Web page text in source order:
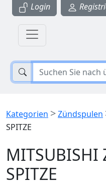
Login
Kategorien >Zündspulen
SPITZE
MITSUBISHI
SPITZE